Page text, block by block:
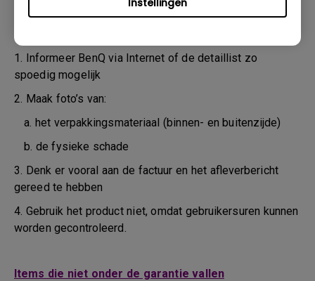
Instellingen
Dit zal ons helpen uit te vinden of de schade is ontstaan
1. Informeer BenQ via Internet of de detaillist zo
spoedig mogelijk
2. Maak foto’s van:
a. het verpakkingsmateriaal (binnen- en buitenzijde)
b. de fysieke schade
3. Denk er vooral aan de factuur en het afleverbericht
gereed te hebben
4. Gebruik het product niet, omdat gebruikersuren kunnen
worden gecontroleerd.
Items die niet onder de garantie vallen